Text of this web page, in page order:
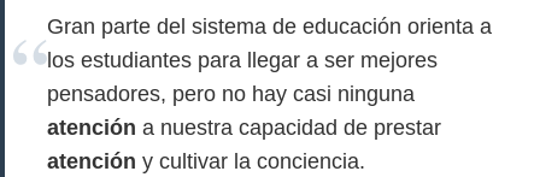
Gran parte del sistema de educación orienta a
los estudiantes para llegar a ser mejores
pensadores, pero no hay casi ninguna
atención a nuestra capacidad de prestar
atención y cultivar la conciencia.